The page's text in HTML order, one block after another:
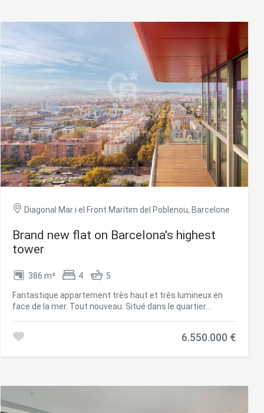
Diagonal Mar i el Front Marítim del Poblenou, Barcelone
Brand new flat on Barcelona's highest
tower
386 m² 4 5
Fantastique appartement très haut et très lumineux en
face de la mer. Tout nouveau. Situé dans le quartier
manger de plus de 150 m2 avec accès à la terrasse avant
60 m2 entre la chambre, le dressing et la salle de bains.
Vues latérales sur la ville de Barcelone depuis les
chambres et directement sur la mer depuis le salon et la
6.550.000 €
du
choix
le